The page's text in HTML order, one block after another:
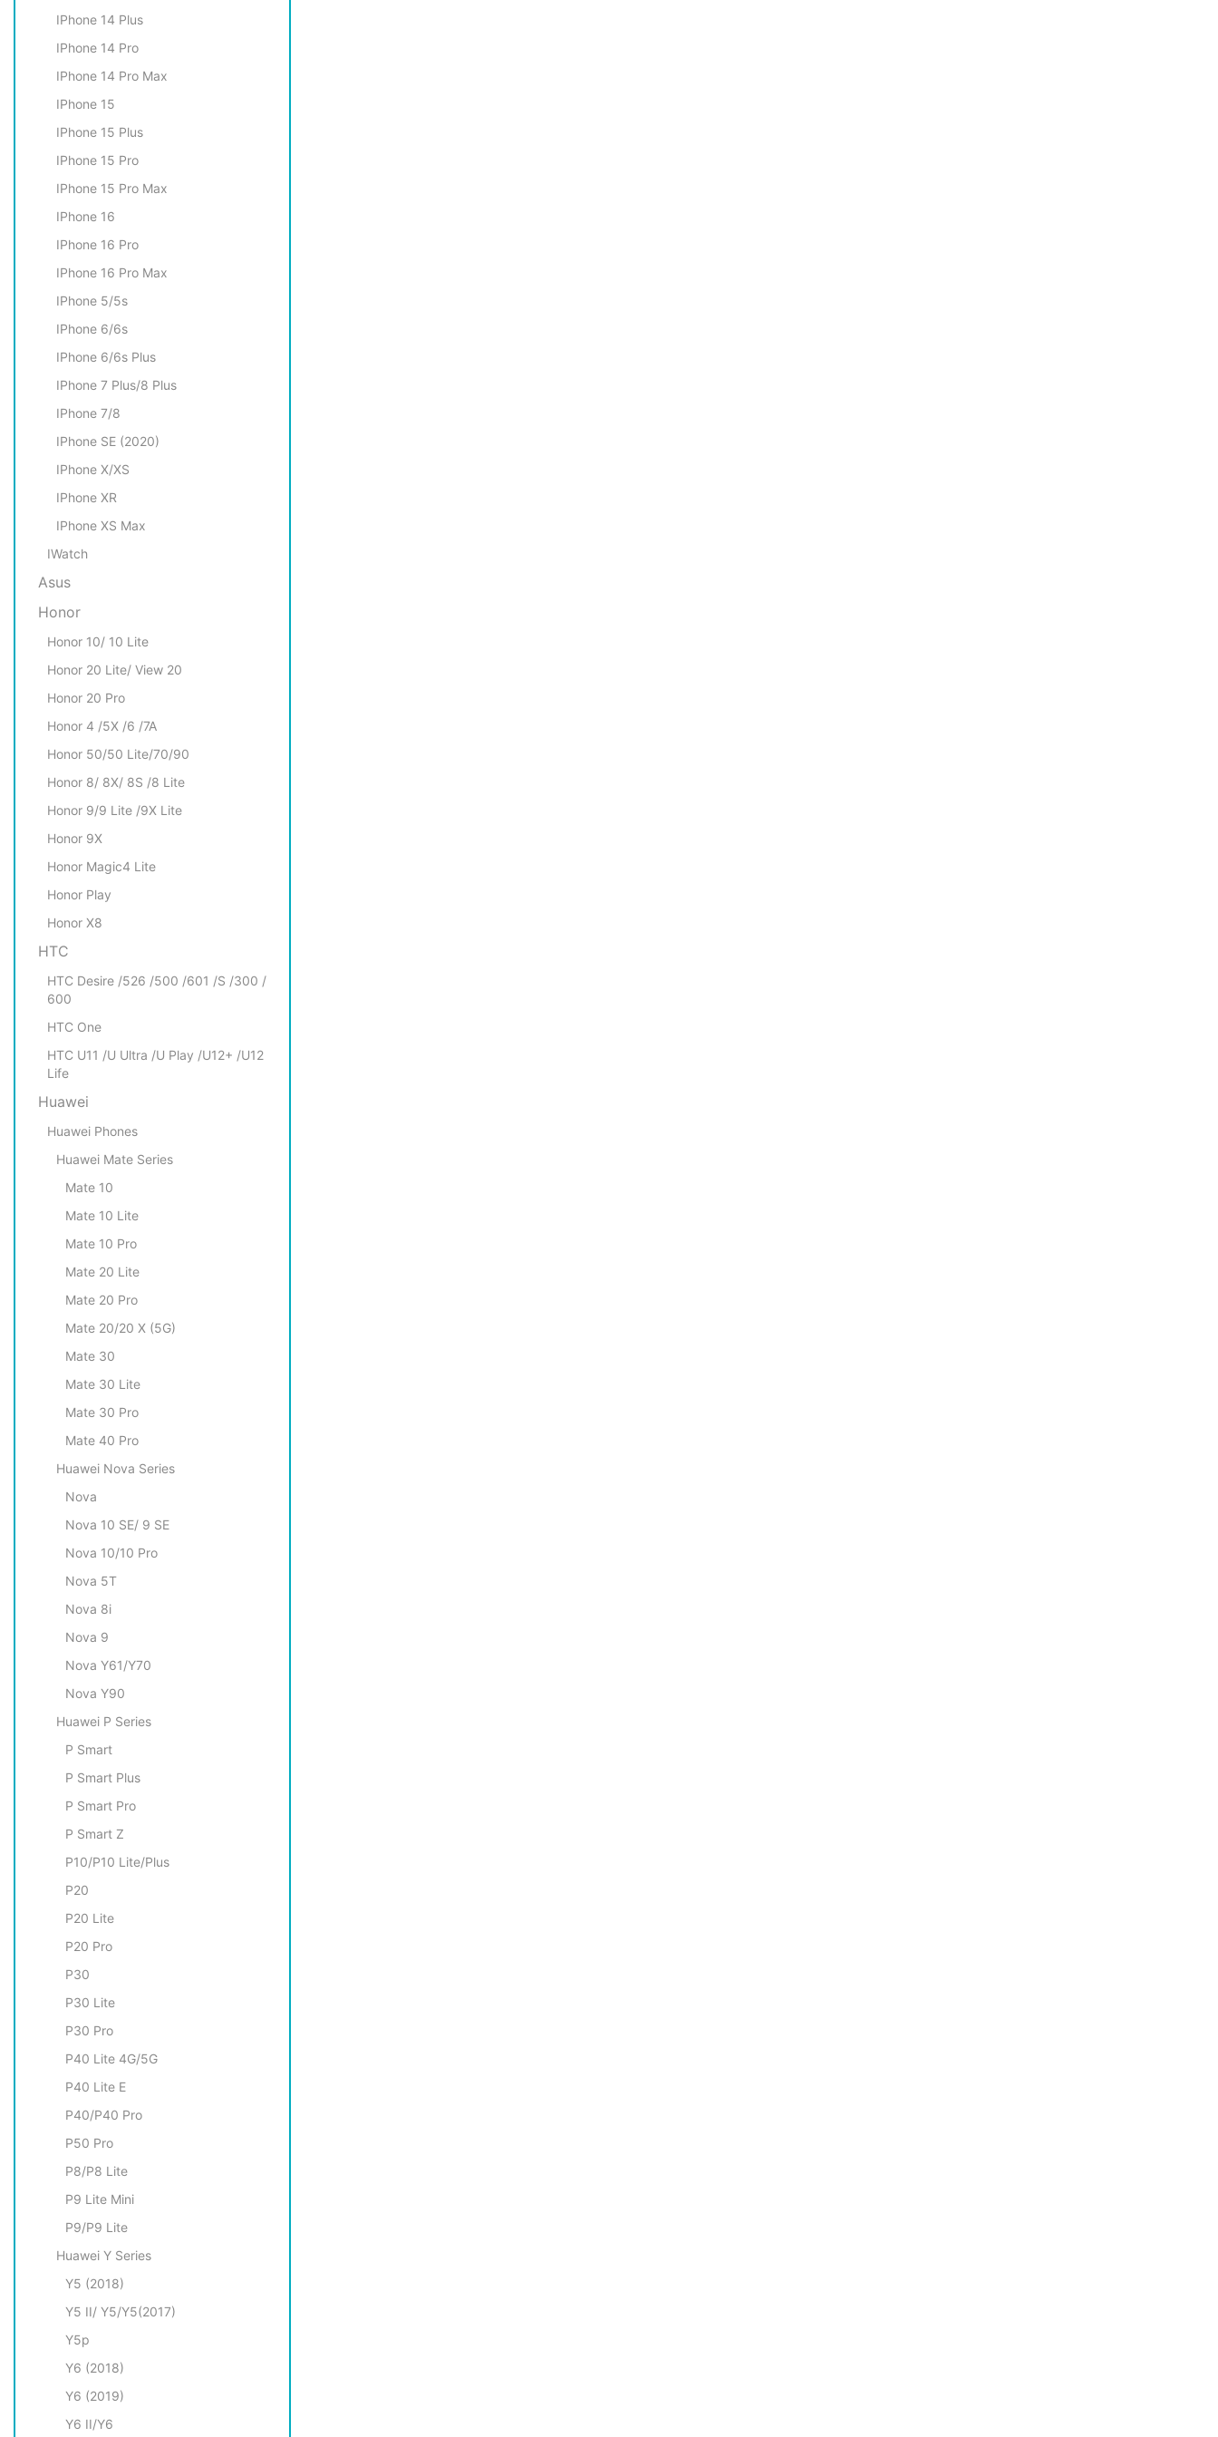
IPhone 14 Plus
IPhone 14 Pro
IPhone 14 Pro Max
IPhone 15
IPhone 15 Plus
IPhone 15 Pro
IPhone 15 Pro Max
IPhone 16
IPhone 16 Pro
IPhone 16 Pro Max
IPhone 5/5s
IPhone 6/6s
IPhone 6/6s Plus
IPhone 7 Plus/8 Plus
IPhone 7/8
IPhone SE (2020)
IPhone X/XS
IPhone XR
IPhone XS Max
IWatch
Asus
Honor
Honor 10/ 10 Lite
Honor 20 Lite/ View 20
Honor 20 Pro
Honor 4 /5X /6 /7A
Honor 50/50 Lite/70/90
Honor 8/ 8X/ 8S /8 Lite
Honor 9/9 Lite /9X Lite
Honor 9X
Honor Magic4 Lite
Honor Play
Honor X8
HTC
HTC Desire /526 /500 /601 /S /300 /
600
HTC One
HTC U11 /U Ultra /U Play /U12+ /U12
Life
Huawei
Huawei Phones
Huawei Mate Series
Mate 10
Mate 10 Lite
Mate 10 Pro
Mate 20 Lite
Mate 20 Pro
Mate 20/20 X (5G)
Mate 30
Mate 30 Lite
Mate 30 Pro
Mate 40 Pro
Huawei Nova Series
Nova
Nova 10 SE/ 9 SE
Nova 10/10 Pro
Nova 5T
Nova 8i
Nova 9
Nova Y61/Y70
Nova Y90
Huawei P Series
P Smart
P Smart Plus
P Smart Pro
P Smart Z
P10/P10 Lite/Plus
P20
P20 Lite
P20 Pro
P30
P30 Lite
P30 Pro
P40 Lite 4G/5G
P40 Lite E
P40/P40 Pro
P50 Pro
P8/P8 Lite
P9 Litе Mini
P9/P9 Lite
Huawei Y Series
Y5 (2018)
Y5 II/ Y5/Y5(2017)
Y5p
Y6 (2018)
Y6 (2019)
Y6 II/Y6